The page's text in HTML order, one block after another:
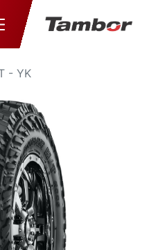
- YK